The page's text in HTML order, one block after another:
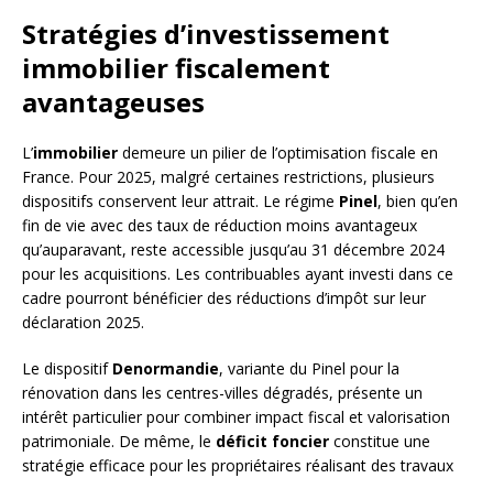
Stratégies d’investissement
immobilier fiscalement
avantageuses
L’immobilier demeure un pilier de l’optimisation fiscale en
France. Pour 2025, malgré certaines restrictions, plusieurs
dispositifs conservent leur attrait. Le régime Pinel, bien qu’en
fin de vie avec des taux de réduction moins avantageux
qu’auparavant, reste accessible jusqu’au 31 décembre 2024
pour les acquisitions. Les contribuables ayant investi dans ce
cadre pourront bénéficier des réductions d’impôt sur leur
déclaration 2025.
Le dispositif Denormandie, variante du Pinel pour la
rénovation dans les centres-villes dégradés, présente un
intérêt particulier pour combiner impact fiscal et valorisation
patrimoniale. De même, le déficit foncier constitue une
stratégie efficace pour les propriétaires réalisant des travaux